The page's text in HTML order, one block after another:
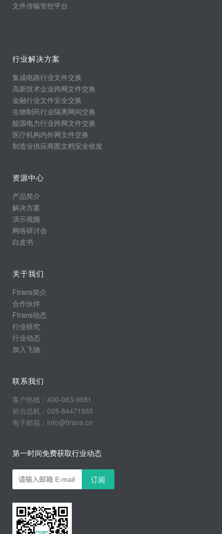
文件传输管控平台
行业解决方案
集成电路行业文件交换
高新技术企业跨网文件交换
金融行业文件安全交换
生物制药行业隔离网间交换
能源电力行业跨网文件交换
医疗机构内外网文件交换
制造业供应商图文档安全收发
资源中心
产品简介
解决方案
演示视频
网络研讨会
白皮书
关于我们
Ftrans简介
合作伙伴
Ftrans动态
行业研究
行业动态
加入飞驰
联系我们
客户热线：400-083-9981
前台总机：025-84471885
电子邮箱：info@ftrans.cn
第一时间免费获取行业动态